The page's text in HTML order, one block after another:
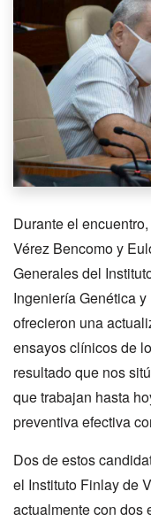
Durante el
Vérez Bencomo y
Generales del
Ingeniería Genética
ofrecieron una
ensayos clínicos de
resultado que nos
que trabajan hasta
preventiva efectiva
Dos de estos
el Instituto Finlay de
actualmente con dos